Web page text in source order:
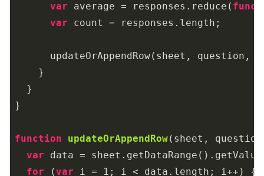
var average = responses.reduce(
var count = responses.length;
updateOrAppendRow(sheet, question,
    }
  }
}
function updateOrAppendRow( sheet,
var data =
for (var i = 1 ; i < data.length; i++) {